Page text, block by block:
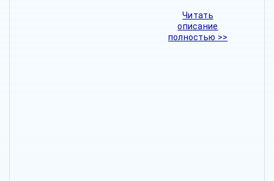
Читать
описание
полностью >>